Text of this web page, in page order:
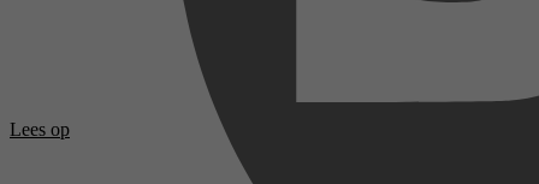
Lees op